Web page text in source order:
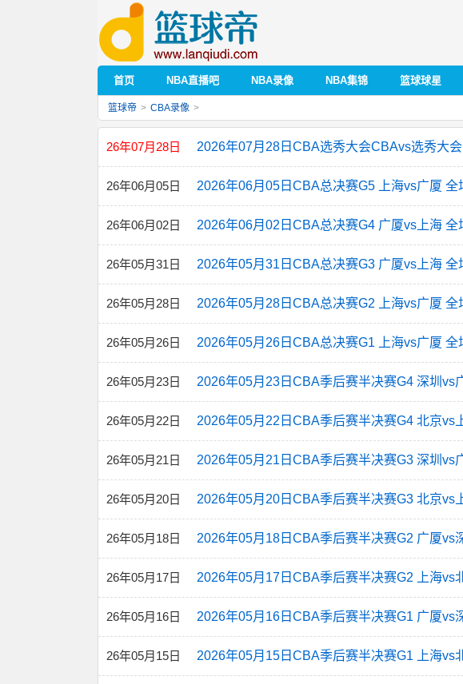
首页 NBA直播吧 NBA录像 NBA集锦 篮球球星
篮球帝 > CBA录像 >
26年07月28日 2026年07月28日CBA选秀大会CBAvs选秀大
26年06月05日 2026年06月05日CBA总决赛G5 上海vs广厦 全
26年06月02日 2026年06月02日CBA总决赛G4 广厦vs上海 全
26年05月31日 2026年05月31日CBA总决赛G3 广厦vs上海 全
26年05月28日 2026年05月28日CBA总决赛G2 上海vs广厦 全
26年05月26日 2026年05月26日CBA总决赛G1 上海vs广厦 全
26年05月23日 2026年05月23日CBA季后赛半决赛G4 深圳vs
26年05月22日 2026年05月22日CBA季后赛半决赛G4 北京vs
26年05月21日 2026年05月21日CBA季后赛半决赛G3 深圳vs
26年05月20日 2026年05月20日CBA季后赛半决赛G3 北京vs
26年05月18日 2026年05月18日CBA季后赛半决赛G2 广厦vs
26年05月17日 2026年05月17日CBA季后赛半决赛G2 上海vs
26年05月16日 2026年05月16日CBA季后赛半决赛G1 广厦vs
26年05月15日 2026年05月15日CBA季后赛半决赛G1 上海vs